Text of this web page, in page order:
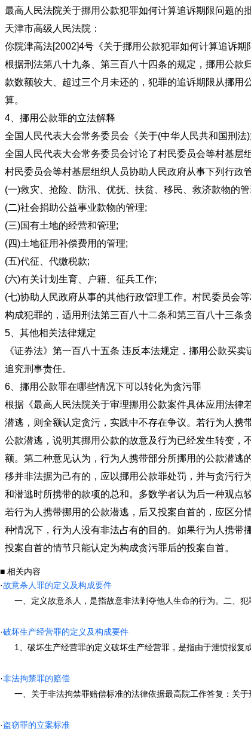
最高人民法院关于挪用公款犯罪如何计算追诉期限问题
天津市高级人民法院：
你院津高法[2002]4号《关于挪用公款犯罪如何计算追诉期
根据刑法第八十九条、第三百八十四条的规定，挪用公
款数额较大、超过三个月未还的，犯罪的追诉期限从挪
算。
4、挪用公款罪的立法解释
全国人民代表大会常务委员会《关于(中华人民共和国刑
全国人民代表大会常务委员会讨论了村民委员会等村
村民委员会等村基层组织人员协助人民政府从事下列行政
(一)救灾、抢险、防汛、优抚、扶贫、移民、救济款物的管
(二)社会捐助公益事业款物的管理;
(三)国有土地的经营和管理;
(四)土地征用补偿费用的管理;
(五)代征、代缴税款;
(六)有关计划生育、户籍、征兵工作;
(七)协助人民政府从事的其他行政管理工作。村民委员会
构成犯罪的，适用刑法第三百八十二条和第三百八十三条
5、其他相关法律规定
《证券法》第一百八十五条 违反本法规定，挪用公款买
追究刑事责任。
6、挪用公款罪在哪些情况下可以转化为贪污罪
根据《最高人民法院关于审理挪用公款案件具体应用法
潜逃，则全额认定贪污，实践中不存在争议。若行为人
公款潜逃，说明其挪用公款的故意及行为已经发生转变
额。第二种意见认为，行为人携带部分所挪用的公款潜
移并非法据为己有的，应以挪用公款罪处罚，并与贪污
和潜逃时所携带的款项的总和。多数学者认为后一种观点
若行为人携带挪用的公款潜逃，后又投案自首的，应区
种情况下，行为人没有非法占有的目的。如果行为人携
投案自首的情节只能认定为构成贪污罪后的投案自首。
■ 相关内容
·故意杀人罪的定义及构成要件
一、定义故意杀人，是指故意非法剥夺他人生命的行为。二、犯
·破坏生产经营罪的定义及构成要件
1、破坏生产经营罪的定义破坏生产经营罪，是指由于泄愤报复
·非法拘禁罪的赔偿
一、关于非法拘禁罪赔偿标准的法律依据最高院工作答复：关于
·盗窃罪的立案标准